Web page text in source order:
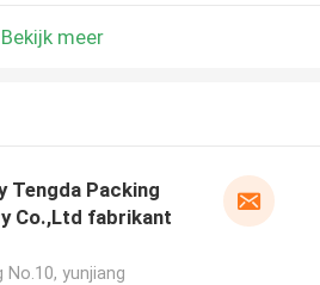
Bekijk meer
Tengda Packing
Co.,Ltd fabrikant
No.10, yunjiang